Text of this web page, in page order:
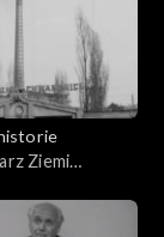
Ziemi